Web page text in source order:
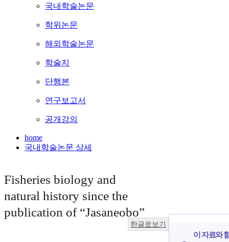
국내학술논문
학위논문
해외학술논문
학술지
단행본
연구보고서
공개강의
home
국내학술논문 상세
Fisheries biology and
natural history since the
publication of “Jasaneobo”
한글로보기
이 자료와